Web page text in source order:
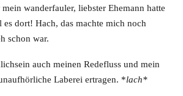
wanderfauler, liebster Ehemann hatte
es dort! Hach, das machte mich noch
schon war.
auch meinen Redefluss und mein
Laberei ertragen. *lach*